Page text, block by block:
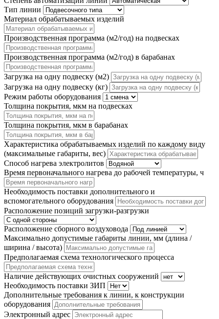
Тип линии
Материал обрабатываемых изделий
Производственная программа (м2/год) на подвесках
Производственная программа (м2/год) в барабанах
Загрузка на одну подвеску (м2)
Загрузка на одну подвеску (кг)
Режим работы оборудования
Толщина покрытия, мкм на подвесках
Толщина покрытия, мкм в барабанах
Характеристика обрабатываемых изделий по каждому виду
(максимальные габариты, вес)
Способ нагрева электролитов
Время первоначального нагрева до рабочей температуры, ч
Необходимость поставки дополнительного и
вспомогательного оборудования
Расположение позиций загрузки-разгрузки
Расположение сборного воздуховода
Максимально допустимые габариты линии, мм (длина /
ширина / высота)
Предполагаемая схема технологического процесса
Наличие действующих очистных сооружений
Необходимость поставки ЗИП
Дополнительные требования к линии, к конструкции
оборудования
Электронный адрес